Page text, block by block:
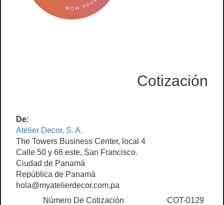
Cotización
De:
Atelier Decor, S. A.
The Towers Business Center, local 4
Calle 50 y 66 este, San Francisco.
Ciudad de Panamá
República de Panamá
hola@myatelierdecor.com.pa
Número De Cotización
COT-0129